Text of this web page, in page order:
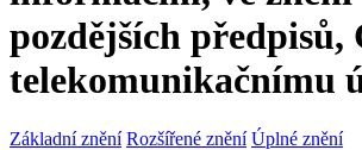
pozdějších předpisů,
telekomunikačnímu
Základní znění Rozšířené znění Úplné znění